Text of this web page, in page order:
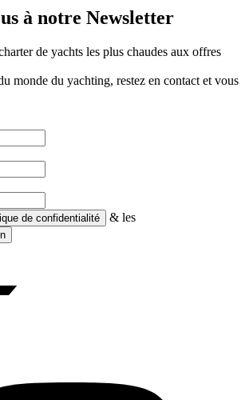
à notre Newsletter
de yachts les plus chaudes aux offres
monde du yachting, restez en contact et vous
de confidentialité & les